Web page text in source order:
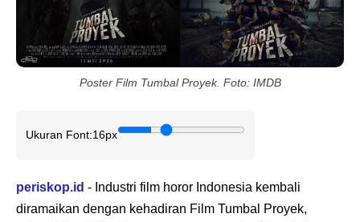
Poster Film Tumbal Proyek. Foto: IMDB
Ukuran Font:16px
periskop.id - Industri film horor Indonesia kembali
diramaikan dengan kehadiran Film Tumbal Proyek,